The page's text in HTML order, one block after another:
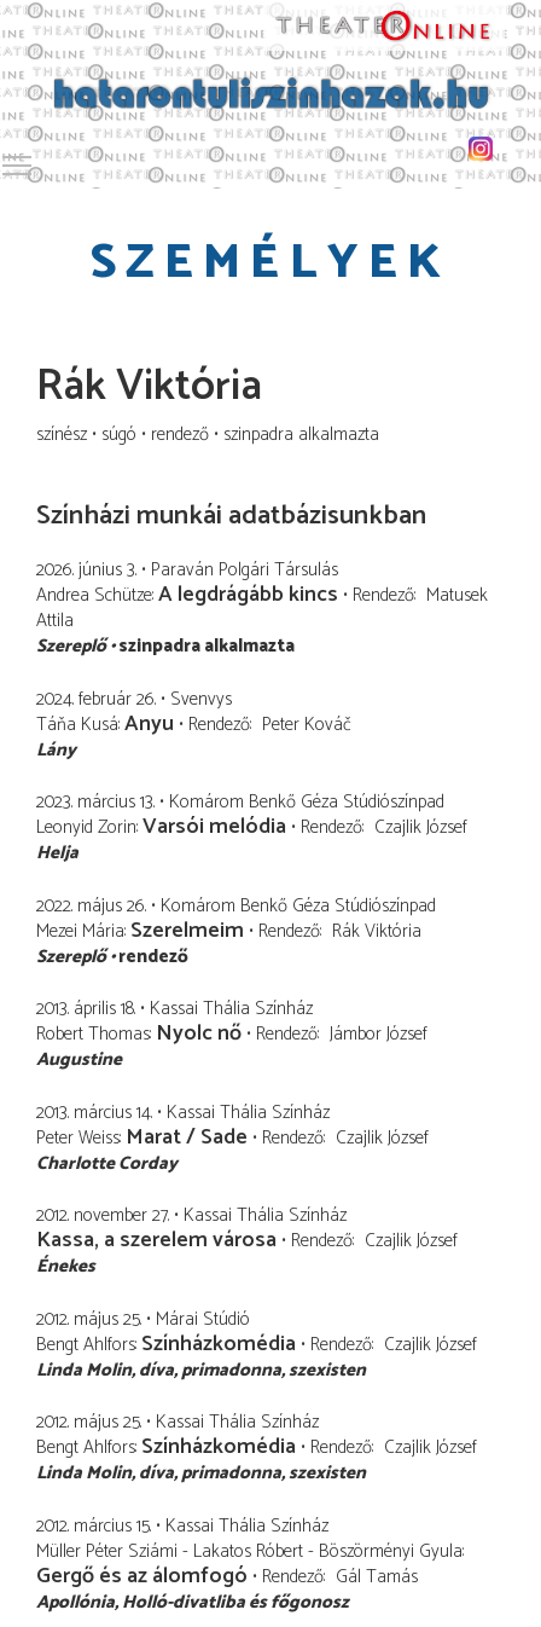
Toggle main menu visibility
SZEMÉLYEK
Rák Viktória
színész súgó rendező szinpadra alkalmazta
Színházi munkái adatbázisunkban
2026. június 3. Paraván Polgári Társulás
Andrea Schütze A legdrágább kincs Rendező Matusek
Attila
Szereplő szinpadra alkalmazta
2024. február 26. Svenvys
Táňa Kusá Anyu Rendező Peter Kováč
Lány
2023. március 13. Komárom Benkő Géza Stúdiószínpad
Leonyid Zorin Varsói melódia Rendező Czajlik József
Helja
2022. május 26. Komárom Benkő Géza Stúdiószínpad
Mezei Mária Szerelmeim Rendező Rák Viktória
Szereplő rendező
2013. április 18. Kassai Thália Színház
Robert Thomas Nyolc nő Rendező Jámbor József
Augustine
2013. március 14. Kassai Thália Színház
Peter Weiss Marat / Sade Rendező Czajlik József
Charlotte Corday
2012. november 27. Kassai Thália Színház
Kassa, a szerelem városa Rendező Czajlik József
Énekes
2012. május 25. Márai Stúdió
Bengt Ahlfors Színházkomédia Rendező Czajlik József
Linda Molin díva, primadonna, szexisten
2012. május 25. Kassai Thália Színház
Bengt Ahlfors Színházkomédia Rendező Czajlik József
Linda Molin díva, primadonna, szexisten
2012. március 15. Kassai Thália Színház
Müller Péter Sziámi - Lakatos Róbert - Böszörményi Gyula
Gergő és az álomfogó Rendező Gál Tamás
Apollónia Holló-divatliba és főgonosz